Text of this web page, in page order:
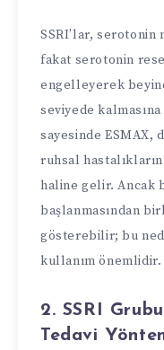
SSRI’lar, serotonin
fakat serotonin
engelleyerek
seviyede
sayesinde ESMAX,
ruhsal
haline gelir. Ancak
başlanmasından
gösterebilir; bu
kullanım önemlidir.
2. SSRI
Tedavi